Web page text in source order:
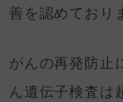
善を認めており
がんの再発防止
ん遺伝子検査は